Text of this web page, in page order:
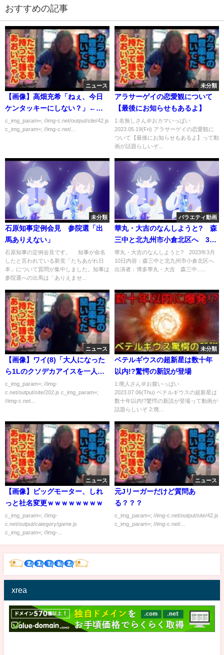
おすすめの記事
ニュース
【画像】高畑充希「ねぇ、今日
ケンタッキーにしない？」←こ
れｗｗｗｗｗ
c_img_param=; //img-c.net/output/site/42.js
c_img_param=; //img-c.net/...
未分類
アラサーゲイの恋愛観について
【最後にお知らせもあるよ】
1:名無しさん＠おカマいっぱい
2023.05.19(Fri) アラサーゲイの恋愛観に
ついて【最後にお知らせもあるよ】って動
画が話題らしいぞ...
未分類
石原知事定例会見 参院選「出
馬ありえない」
石原知事の定例会見です。 知事が命名
したと言われている新党「たちあがれ日
本」について質問が集中しました。知事は
参院選への出馬は「ありえませ...
バラエティ動画
華丸・大吉のなんしようと? 森
三中と北九州市小倉北区へ 3月
10日
華丸・大吉のなんしようと? 2023年3月
10日内容：森三中と北九州市小倉北区へ
出演者：博多華丸・大吉 森三中......
ニュース
【画像】ワイ(8)「大人になった
ら1Lのクソデカアイスを一人で
食うんや！」
c_img_param=; //img-
c.net/output/site/202.js c_img_param=;
//img-c.net...
未分類
ベテルギウスの超新星は数十年
以内!?驚愕の新説が登場
1:廃人さん＠お腹いっぱい
2023.07.06(Thu) ベテルギウスの超新星は
数十年以内!?驚愕の新説が登場って動画が
話題らしいぞ 2:廃...
ニュース
【画像】ビッグモーター、しれ
っと社名変更ｗｗｗｗｗｗｗｗ
c_img_param=; //img-
c.net/output/category/game.js
c_img_param=; //img-...
ニュース
元Jリーガーだけど質問あ
る？？？
c_img_param=; //img-c.net/output/site/42.js
c_img_param=; //img-c.net/...
xrea